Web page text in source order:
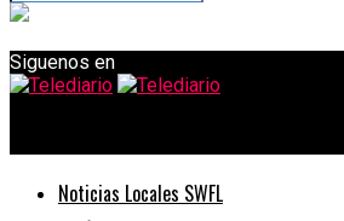
Siguenos en
Noticias Locales SWFL